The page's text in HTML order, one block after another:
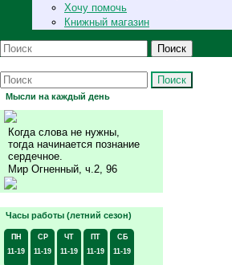
Хочу помочь
Книжный магазин
Поиск
Поиск
Мысли на каждый день
Когда слова не нужны,
тогда начинается познание
сердечное.
Мир Огненный, ч.2, 96
Часы работы (летний сезон)
ПН
11-19
СР
11-19
ЧТ
11-19
ПТ
11-19
СБ
11-19